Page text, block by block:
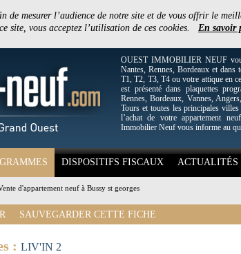
de mesurer l’audience de notre site et de vous offrir le
site, vous acceptez l’utilisation de ces cookies. En savoir
OUEST IMMOBILIER NEUF
Nantes, Rennes, Bordeaux et
T1, T2, T3, T4 ou votre attique en
est présenté dans plaquettes
Rennes, Bordeaux, Vannes,
Tours et toutes les principales
l’achat de votre appartement
Immobilier Neuf vous informe au
DISPOSITIFS FISCAUX ACTUALITÉS
d'appartement neuf à Bussy st georges
SAUVEGARDER CETTE FICHE
: LIV'IN 2